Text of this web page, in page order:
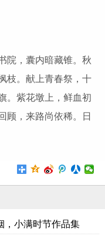
院，囊内暗藏锥。秋
枝。献上青春祭，十
。紫花墩上，鲜血初
顾，来路尚依稀。日
，小满时节作品集